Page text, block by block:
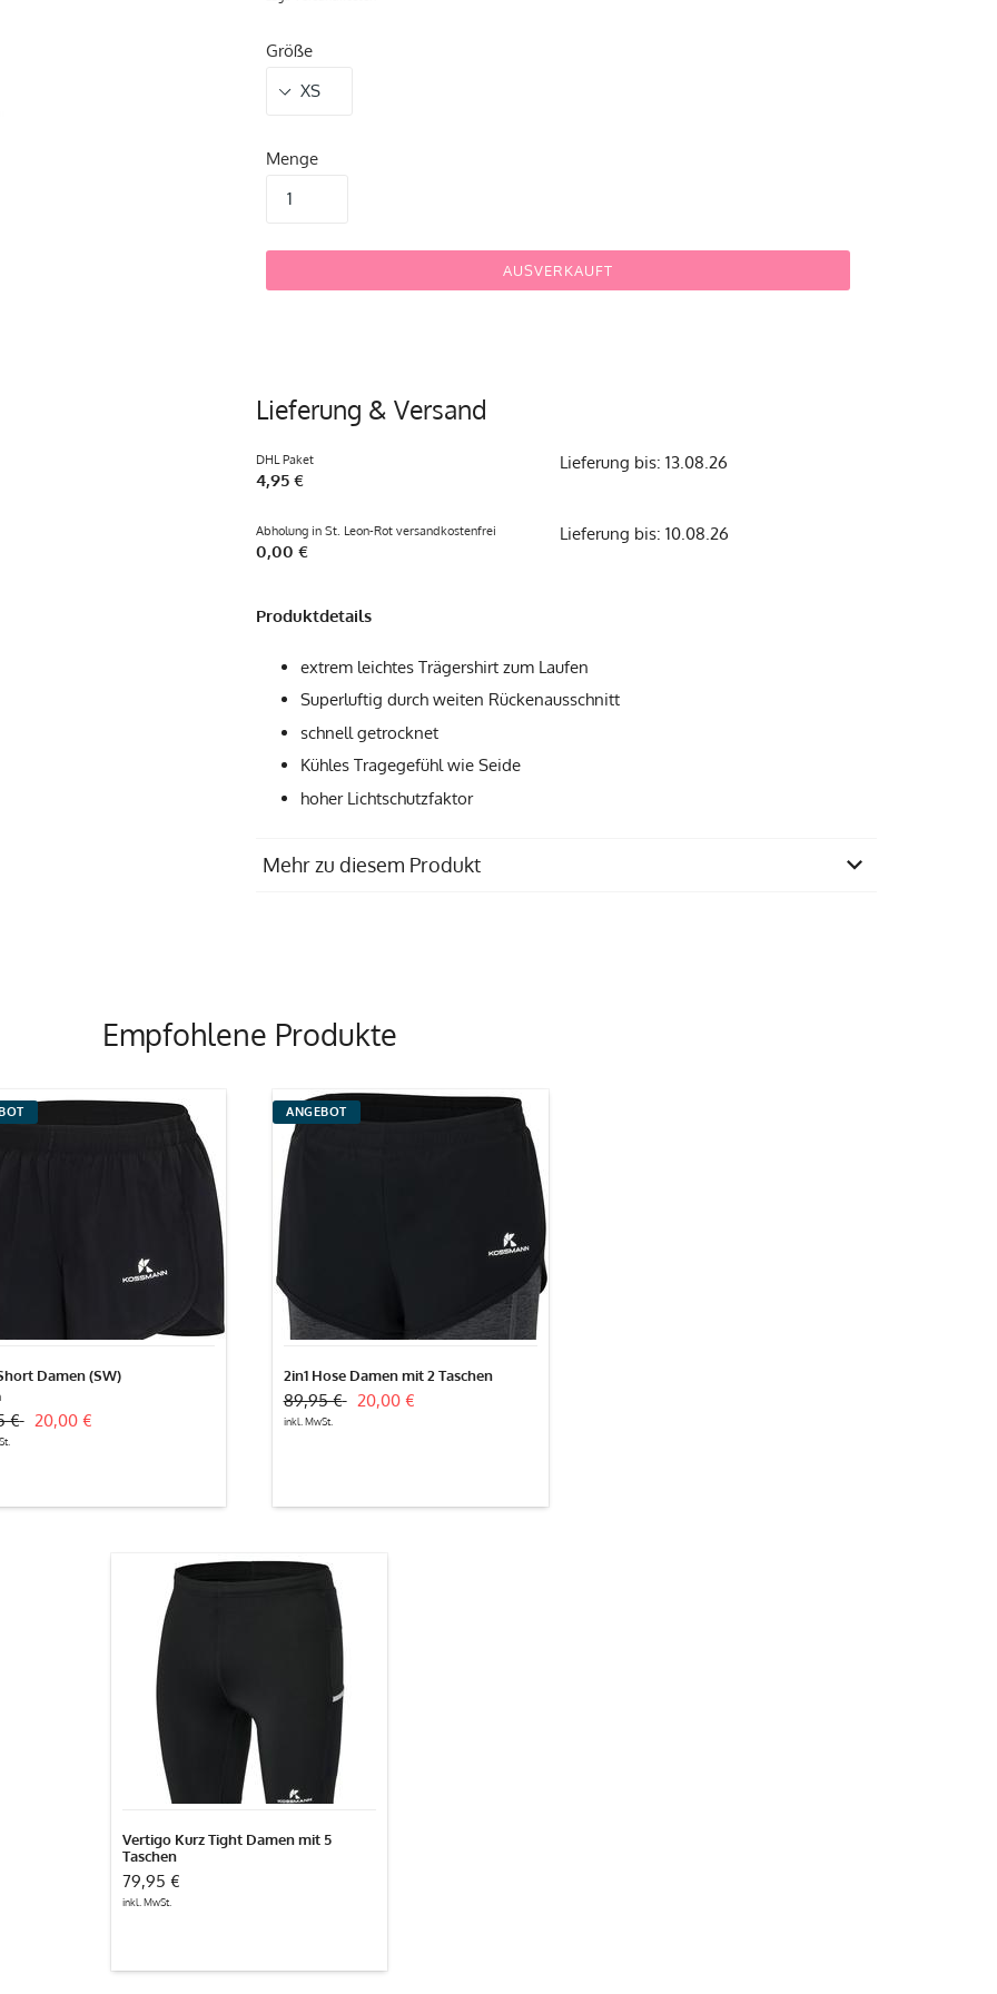
Größe
Menge
AUSVERKAUFT
Lieferung & Versand
DHL Paket
4,95 €
Lieferung bis: 13.08.26
Abholung in St. Leon-Rot versandkostenfrei
0,00 €
Lieferung bis: 10.08.26
Produktdetails
extrem leichtes Trägershirt zum Laufen
Superluftig durch weiten Rückenausschnitt
schnell getrocknet
Kühles Tragegefühl wie Seide
hoher Lichtschutzfaktor
Mehr zu diesem Produkt
Pflegempfehlung
Empfohlene Produkte
Damen (SW)
€ 20,00 €
2in1
Hose
Damen
mit
ANGEBOT
2in1 Hose Damen mit 2 Taschen
89,95 € 20,00 €
inkl. MwSt.
Vertigo
Damen
Taschen
Vertigo Kurz Tight Damen mit 5
Taschen
79,95 €
inkl. MwSt.